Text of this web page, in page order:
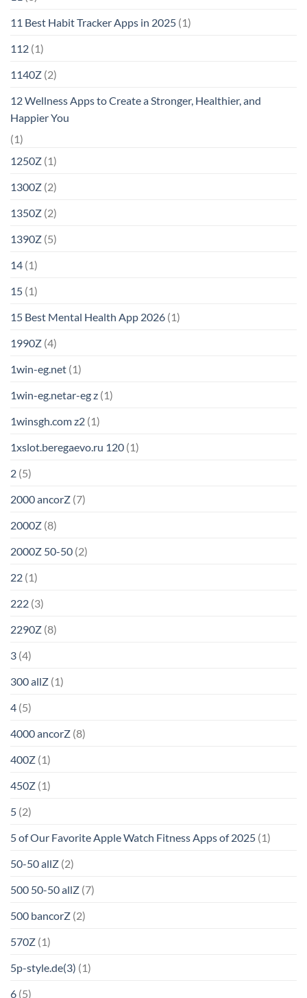
11 Best Habit Tracker Apps in 2025 (1)
112 (1)
1140Z (2)
12 Wellness Apps to Create a Stronger, Healthier, and
Happier You
(1)
1250Z (1)
1300Z (2)
1350Z (2)
1390Z (5)
14 (1)
15 (1)
15 Best Mental Health App 2026 (1)
1990Z (4)
1win-eg.net (1)
1win-eg.netar-eg z (1)
1winsgh.com z2 (1)
1xslot.beregaevo.ru 120 (1)
2 (5)
2000 ancorZ (7)
2000Z (8)
2000Z 50-50 (2)
22 (1)
222 (3)
2290Z (8)
3 (4)
300 allZ (1)
4 (5)
4000 ancorZ (8)
400Z (1)
450Z (1)
5 (2)
5 of Our Favorite Apple Watch Fitness Apps of 2025 (1)
50-50 allZ (2)
500 50-50 allZ (7)
500 bancorZ (2)
570Z (1)
5p-style.de(3) (1)
6 (5)